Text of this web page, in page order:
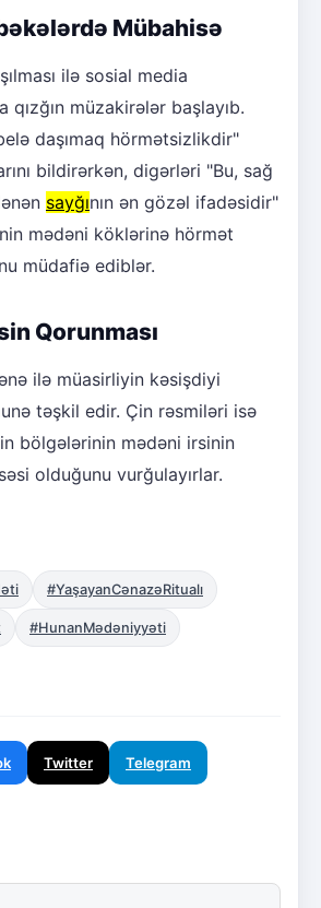
Mübahisə
ilə sosial media
qızğın müzakirələr başlayıb.
daşımaq hörmətsizlikdir"
bildirərkən, digərləri "Bu, sağ
sayğının ən gözəl ifadəsidir"
mədəni köklərinə hörmət
müdafiə ediblər.
Qorunması
ilə müasirliyin kəsişdiyi
təşkil edir. Çin rəsmiləri isə
bölgələrinin mədəni irsinin
olduğunu vurğulayırlar.
#YaşayanCənazəRitualı
#HunanMədəniyyəti
Twitter Telegram